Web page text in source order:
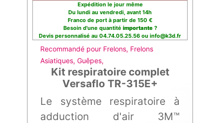
Expédition le jour même
Du lundi au vendredi, avant 14h
Franco de port à partir de 150 €
Besoin d'une quantité importante?
Devis personnalisé au 04.74.05.25.56 ou info@k3d.fr
Recommandé pour Frelons, Frelons
Asiatiques, Guêpes,
Kit respiratoire complet
Versaflo TR-315E+
Le système respiratoire à
adduction d'air 3M™